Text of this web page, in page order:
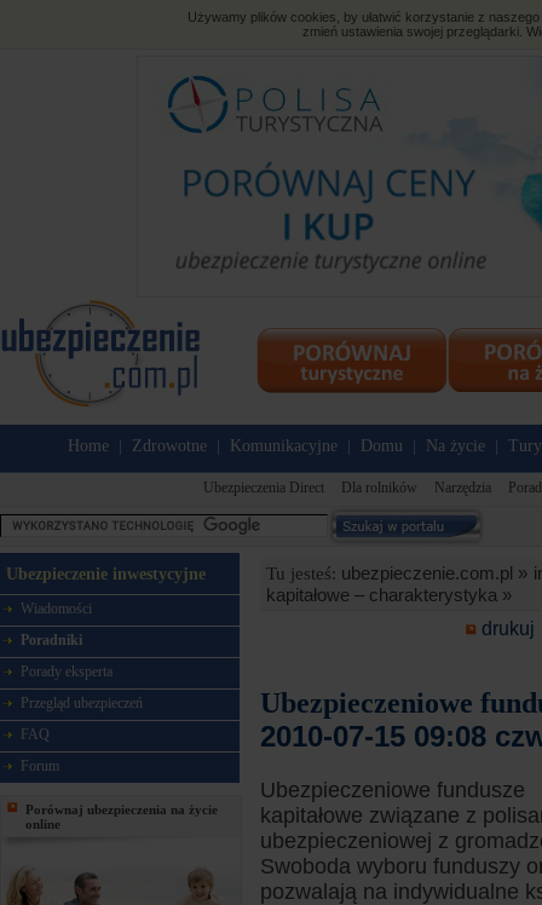
Używamy plików cookies, by ułatwić korzystanie z
zmień ustawienia swojej przeglądarki.
Home Zdrowotne Komunikacyjne Domu Na życie
Ubezpieczenia Direct Dla rolników Narzędzia
Ubezpieczenie inwestycyjne
Wiadomości
Poradniki
Porady eksperta
Przegląd ubezpieczeń
FAQ
Forum
Porównaj ubezpieczenia na życie
online
Tu jesteś: ubezpieczenie.com.pl »
kapitałowe – charakterystyka »
drukuj
Ubezpieczeniowe
2010-07-15 09:08
Ubezpieczeniowe fundusze
kapitałowe związane z
ubezpieczeniowej z
Swoboda wyboru funduszy
pozwalają na indywidualne